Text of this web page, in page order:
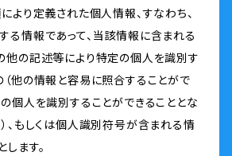
より定義された個人情報、すなわち、
る情報であって、当該情報に含まれる
他の記述等により特定の個人を識別す
（他の情報と容易に照合することがで
の個人を識別することができることとな
、もしくは個人識別符号が含まれる情
ます。